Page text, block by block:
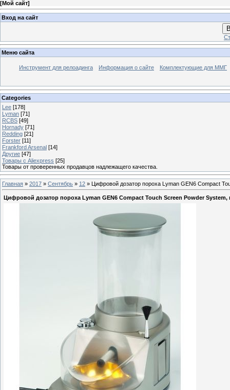
[Мой сайт]
Вход на сайт
Меню сайта
Инструмент для релоадинга Информация о сайте Комплектующие для ММГ
Categories
Lee [178]
Lyman [71]
RCBS [49]
Hornady [71]
Redding [21]
Forster [11]
Frankford Arsenal [14]
Другие [47]
Товары с Aliexpress [25]
Товары от проверенных продавцов надлежащего качества.
Главная » 2017 » Сентябрь » 12 » Цифровой дозатор пороха Lyman GEN6 Compact
Цифровой дозатор пороха Lyman GEN6 Compact Touch Screen Powder System,